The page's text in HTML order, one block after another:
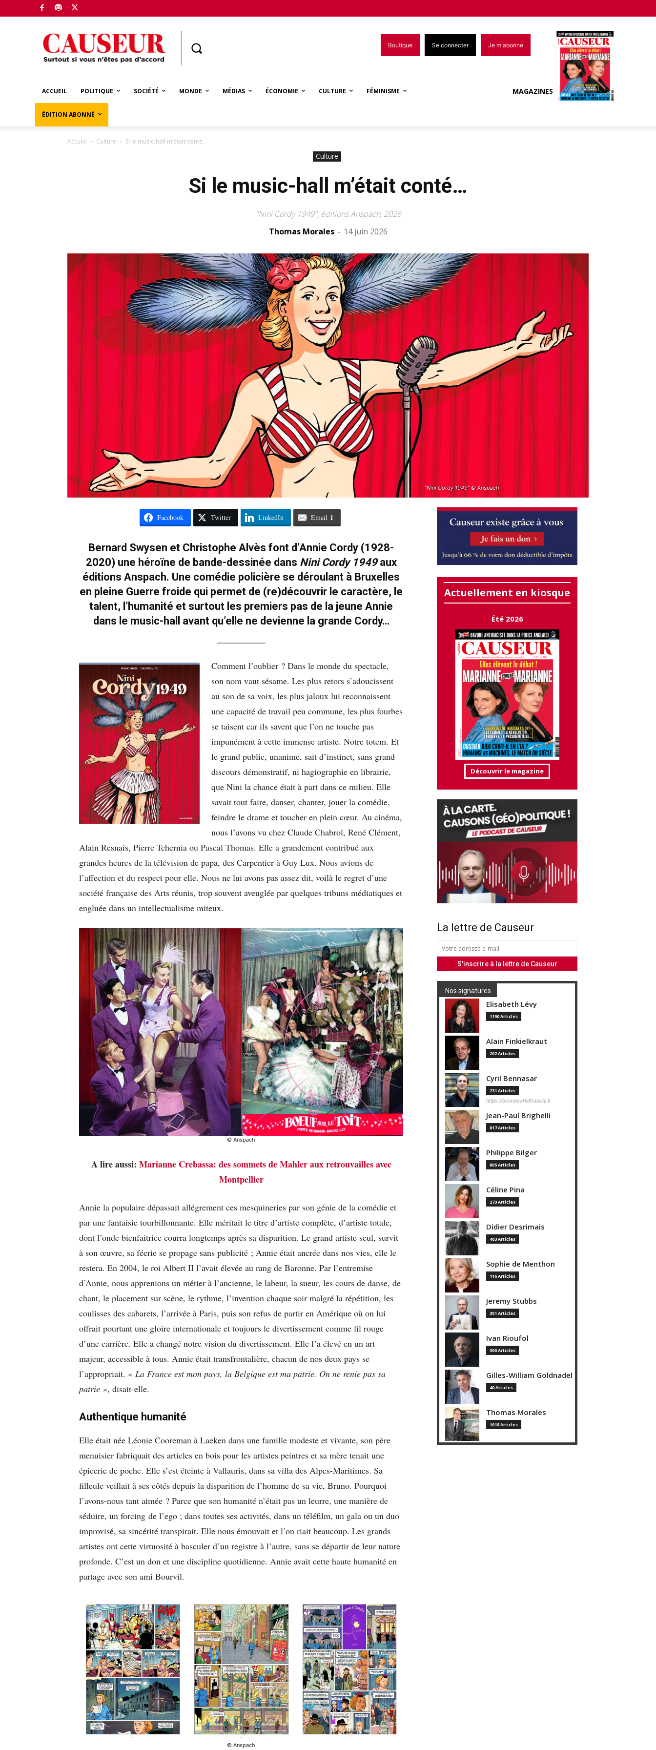
Boutique Se connecter Je m'abonne
ACCUEIL POLITIQUE SOCIÉTÉ MONDE MÉDIAS ÉCONOMIE CULTURE FÉMINISME
ÉDITION ABONNÉ
MAGAZINES
Accueil Culture Si le music-hall m’était conté…
Culture
Si le music-hall m’était conté…
"Nini Cordy 1949", éditions Anspach, 2026
Thomas Morales - 14 juin 2026
"Nini Cordy 1949" © Anspach
Facebook Twitter LinkedIn Email 1
Bernard Swysen et Christophe Alvès font d’Annie Cordy (1928-
2020) une héroïne de bande-dessinée dans Nini Cordy 1949aux
éditions Anspach. Une comédie policière se déroulant à Bruxelles
en pleine Guerre froide qui permet de (re)découvrir le caractère, le
talent, l’humanité et surtout les premiers pas de la jeune Annie
dans le music-hall avant qu’elle ne devienne la grande Cordy…
Comment l’oublier ? Dans le monde du spectacle,
son nom vaut sésame. Les plus retors s’adoucissent
au son de sa voix, les plus jaloux lui reconnaissent
une capacité de travail peu commune, les plus fourbes
se taisent car ils savent que l’on ne touche pas
impunément à cette immense artiste. Notre totem. Et
le grand public, unanime, sait d’instinct, sans grand
discours démonstratif, ni hagiographie en librairie,
que Nini la chance était à part dans ce milieu. Elle
savait tout faire, danser, chanter, jouer la comédie,
feindre le drame et toucher en plein cœur. Au cinéma,
nous l’avons vu chez Claude Chabrol, René Clément,
Alain Resnais, Pierre Tchernia ou Pascal Thomas. Elle a grandement contribué aux
grandes heures de la télévision de papa, des Carpentier à Guy Lux. Nous avions de
l’affection et du respect pour elle. Nous ne lui avons pas assez dit, voilà le regret d’une
société française des Arts réunis, trop souvent aveuglée par quelques tribuns médiatiques et
engluée dans un intellectualisme miteux.
© Anspach
A lire aussi: Marianne Crebassa: des sommets de Mahler aux retrouvailles avec
Montpellier
Annie la populaire dépassait allégrement ces mesquineries par son génie de la comédie et
par une fantaisie tourbillonnante. Elle méritait le titre d’artiste complète, d’artiste totale,
dont l’onde bienfaitrice courra longtemps après sa disparition. Le grand artiste seul, survit
à son œuvre, sa féerie se propage sans publicité ; Annie était ancrée dans nos vies, elle le
restera. En 2004, le roi Albert II l’avait élevée au rang de Baronne. Par l’entremise
d’Annie, nous apprenions un métier à l’ancienne, le labeur, la sueur, les cours de danse, de
chant, le placement sur scène, le rythme, l’invention chaque soir malgré la répétition, les
coulisses des cabarets, l’arrivée à Paris, puis son refus de partir en Amérique où on lui
offrait pourtant une gloire internationale et toujours le divertissement comme fil rouge
d’une carrière. Elle a changé notre vision du divertissement. Elle l’a élevé en un art
majeur, accessible à tous. Annie était transfrontalière, chacun de nos deux pays se
l’appropriait. « La France est mon pays, la Belgique est ma patrie. On ne renie pas sa
patrie », disait-elle.
Authentique humanité
Elle était née Léonie Cooreman à Laeken dans une famille modeste et vivante, son père
menuisier fabriquait des articles en bois pour les artistes peintres et sa mère tenait une
épicerie de poche. Elle s’est éteinte à Vallauris, dans sa villa des Alpes-Maritimes. Sa
filleule veillait à ses côtés depuis la disparition de l’homme de sa vie, Bruno. Pourquoi
l’avons-nous tant aimée ? Parce que son humanité n’était pas un leurre, une manière de
séduire, un forcing de l’ego ; dans toutes ses activités, dans un téléfilm, un gala ou un duo
improvisé, sa sincérité transpirait. Elle nous émouvait et l’on riait beaucoup. Les grands
artistes ont cette virtuosité à basculer d’un registre à l’autre, sans se départir de leur nature
profonde. C’est un don et une discipline quotidienne. Annie avait cette haute humanité en
partage avec son ami Bourvil.
© Anspach
Actuellement en kiosque
Été 2026
Découvrir le magazine
La lettre de Causeur
Nos signatures
Elisabeth Lévy
1190 Articles
Alain Finkielkraut
202 Articles
Cyril Bennasar
231 Articles
https://bennasarlaffranchi.fr
Jean-Paul Brighelli
817 Articles
Philippe Bilger
805 Articles
Céline Pina
273 Articles
Didier Desrimais
403 Articles
Sophie de Menthon
116 Articles
Jeremy Stubbs
351 Articles
Ivan Rioufol
300 Articles
Gilles-William Goldnadel
40 Articles
Thomas Morales
1018 Articles